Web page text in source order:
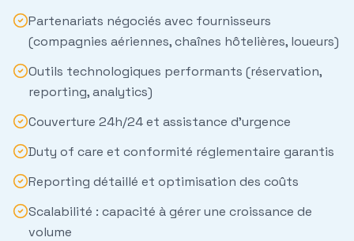
Partenariats négociés avec fournisseurs
(compagnies aériennes, chaînes hôtelières, loueurs)
Outils technologiques performants (réservation,
reporting, analytics)
Couverture 24h/24 et assistance d'urgence
Duty of care et conformité réglementaire garantis
Reporting détaillé et optimisation des coûts
Scalabilité : capacité à gérer une croissance de
volume